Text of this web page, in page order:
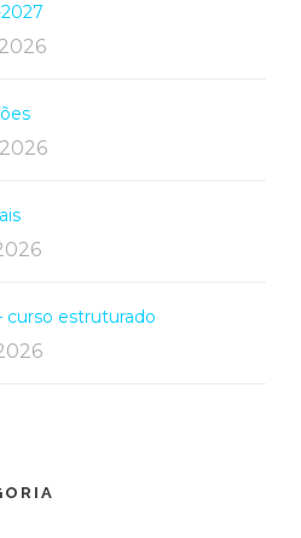
curso estruturado